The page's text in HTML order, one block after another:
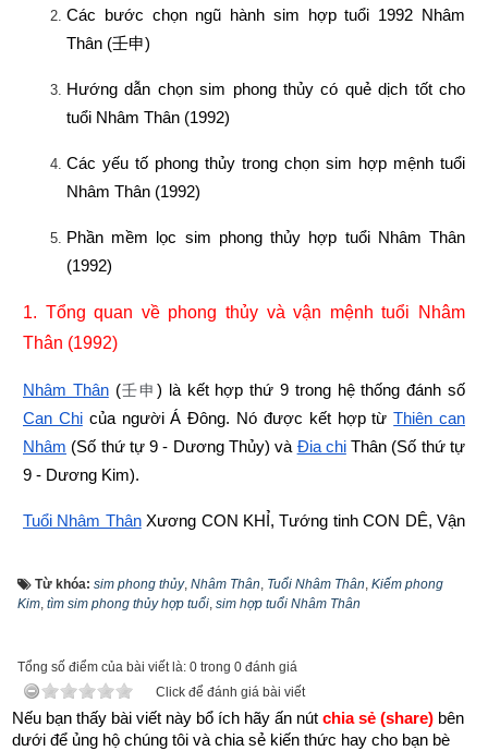
Các bước chọn ngũ hành sim hợp tuổi 1992 Nhâm
Thân (壬申)
Hướng dẫn chọn sim phong thủy có quẻ dịch tốt cho
tuổi Nhâm Thân (1992)
Các yếu tố phong thủy trong chọn sim hợp mệnh tuổi
Nhâm Thân (1992)
Phần mềm lọc sim phong thủy hợp tuổi Nhâm Thân
(1992)
1. Tổng quan về phong thủy và vận mệnh tuổi Nhâm
Thân (1992)
Nhâm Thân (壬申
Can Chi của người Á Đông. Nó được kết hợp từ Thiên can
Nhâm (Số thứ tự 9 - Dương Thủy) và Địa chi Thân (Số thứ tự
9 - Dương Kim).
Tuổi Nhâm Thân Xương CON KHỈ, Tướng tinh CON DÊ, Vận
nhà Bạch Ðế - Phú quý, có ngũ hành niên mệnh (hay ngũ
hành nạp âm) là Kiếm phong Kim. “Kiếm” là cái kiếm (gươm),
Kiếm phong Kim là chỉ kim loại làm nên đầu mũi kiếm.
Theo bảng tra mệnh cung phi bát trạch thì Tuổi Nhâm Thân
1992 nam có mệnh Số 8 – Bát Bạch – Cung phi là cung Cấn
Từ khóa: sim phong thủy, Nhâm Thân, Tuổi Nhâm Thân, Kiếm phong
Kim, tìm sim phong thủy hợp tuổi, sim hợp tuổi Nhâm Thân
Tổng số điểm của bài viết là: 0 trong 0 đánh giá
Click để đánh giá bài viết
Nếu bạn thấy bài viết này bổ ích hãy ấn nút chia sẻ (share) bên
dưới để ủng hộ chúng tôi và chia sẻ kiến thức hay cho bạn bè